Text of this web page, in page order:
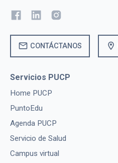
mail CONTÁCTANOS location_on
Servicios PUCP
Home PUCP
PuntoEdu
Agenda PUCP
Servicio de Salud
Campus virtual